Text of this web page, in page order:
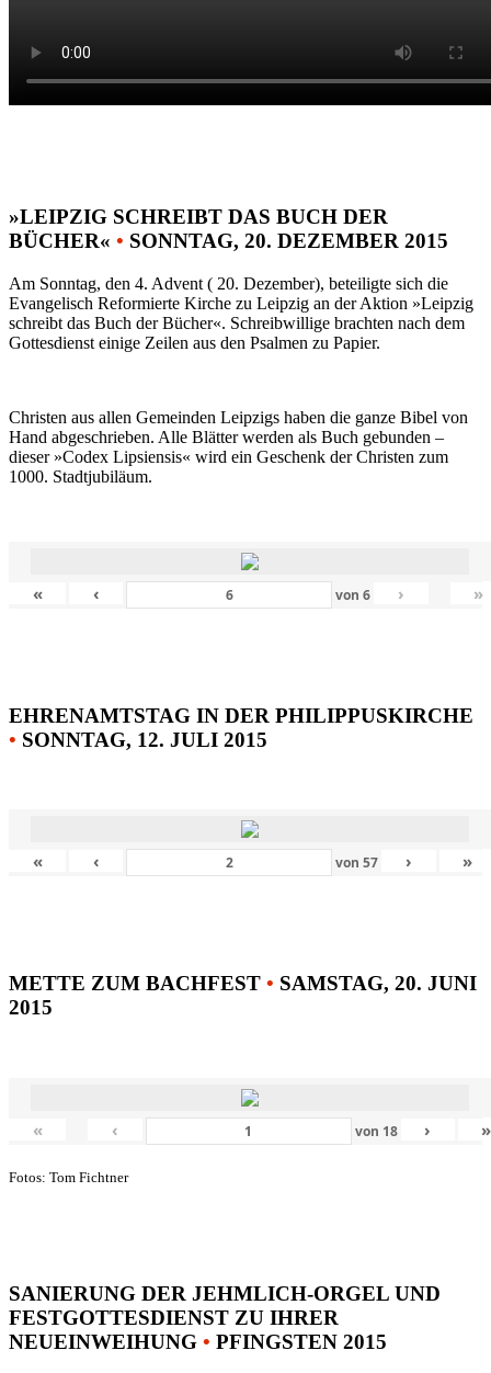
»LEIPZIG SCHREIBT DAS BUCH DER
BÜCHER« • SONNTAG, 20. DEZEMBER 2015
Am Sonntag, den 4. Advent ( 20. Dezember), beteiligte sich die
Evangelisch Reformierte Kirche zu Leipzig an der Aktion »Leipzig
schreibt das Buch der Bücher«. Schreibwillige brachten nach dem
Gottesdienst einige Zeilen aus den Psalmen zu Papier.
Christen aus allen Gemeinden Leipzigs haben die ganze Bibel von
Hand abgeschrieben. Alle Blätter werden als Buch gebunden –
dieser »Codex Lipsiensis« wird ein Geschenk der Christen zum
1000. Stadtjubiläum.
« ‹ von6 › »
EHRENAMTSTAG IN DER PHILIPPUSKIRCHE
• SONNTAG, 12. JULI 2015
« ‹ von57 › »
METTE ZUM BACHFEST • SAMSTAG, 20. JUNI
2015
« ‹ von 18 › »
Fotos: Tom Fichtner
SANIERUNG DER JEHMLICH-ORGEL UND
FESTGOTTESDIENST ZU IHRER
NEUEINWEIHUNG • PFINGSTEN 2015